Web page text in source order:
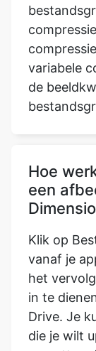
variabele
de
Hoe
Klik op
vanaf je
in te
Drive. Je
die je wilt
omvatten
grootte,
deze